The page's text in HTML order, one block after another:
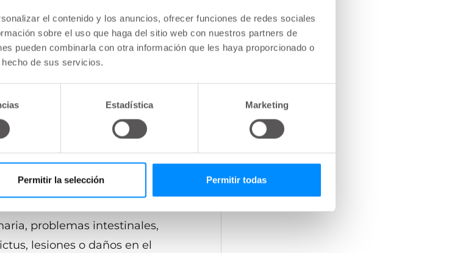
el contenido y los anuncios, ofrecer funciones de redes sociales
sobre el uso que haga del sitio web con nuestros partners de
pueden combinarla con otra información que les haya proporcionado o
de sus servicios.
Estadística Marketing
Permitir la selección Permitir todas
la próstata puede provocar
de los síntomas, y va
y cirugía.
seguida de un escape
puede avisarte con sólo unos
Con la incontinencia de
incluso durante la noche. La
tracto urinario, irritantes de
problemas intestinales,
lesiones o daños en el